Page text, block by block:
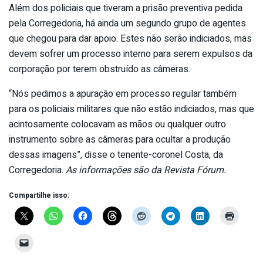
Além dos policiais que tiveram a prisão preventiva pedida
pela Corregedoria, há ainda um segundo grupo de agentes
que chegou para dar apoio. Estes não serão indiciados, mas
devem sofrer um processo interno para serem expulsos da
corporação por terem obstruído as câmeras.
“Nós pedimos a apuração em processo regular também
para os policiais militares que não estão indiciados, mas que
acintosamente colocavam as mãos ou qualquer outro
instrumento sobre as câmeras para ocultar a produção
dessas imagens”, disse o tenente-coronel Costa, da
Corregedoria. As informações são da Revista Fórum.
Compartilhe isso: